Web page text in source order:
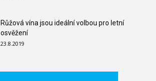
Růžová vína jsou ideální volbou pro letní
osvěžení
23.8.2019